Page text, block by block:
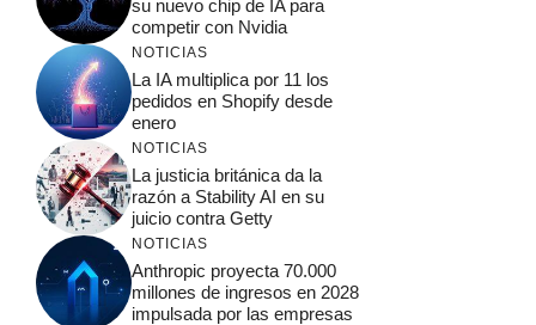
su nuevo chip de IA para
competir con Nvidia
NOTICIAS
La IA multiplica por 11 los
pedidos en Shopify desde
enero
NOTICIAS
La justicia británica da la
razón a Stability AI en su
juicio contra Getty
NOTICIAS
Anthropic proyecta 70.000
millones de ingresos en 2028
impulsada por las empresas